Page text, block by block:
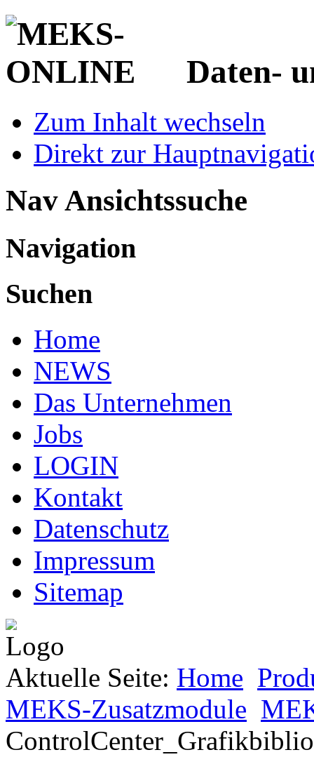
Daten-
Zum Inhalt wechseln
Direkt zur
Nav Ansichtssuche
Navigation
Suchen
Home
NEWS
Das Unternehmen
Jobs
LOGIN
Kontakt
Datenschutz
Impressum
Sitemap
Aktuelle Seite: Home
MEKS-Zusatzmodule